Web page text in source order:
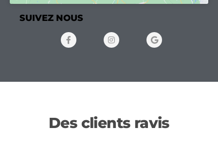
SUIVEZ NOUS
Des clients ravis